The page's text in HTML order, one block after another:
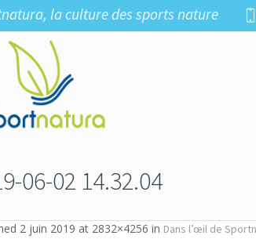
la culture des sports nature
06-02 14.32.04
2 juin 2019 at 2832×4256 in Dans l’œil de